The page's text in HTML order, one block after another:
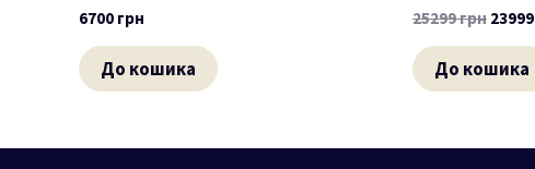
6700 грн
До кошика
25299грн 23999
До кошика